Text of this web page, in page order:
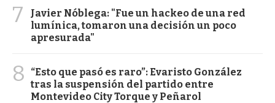
7
Javier Nóblega: "Fue un hackeo de una red
lumínica, tomaron una decisión un poco
apresurada"
8
“Esto que pasó es raro”: Evaristo González
tras la suspensión del partido entre
Montevideo City Torque y Peñarol